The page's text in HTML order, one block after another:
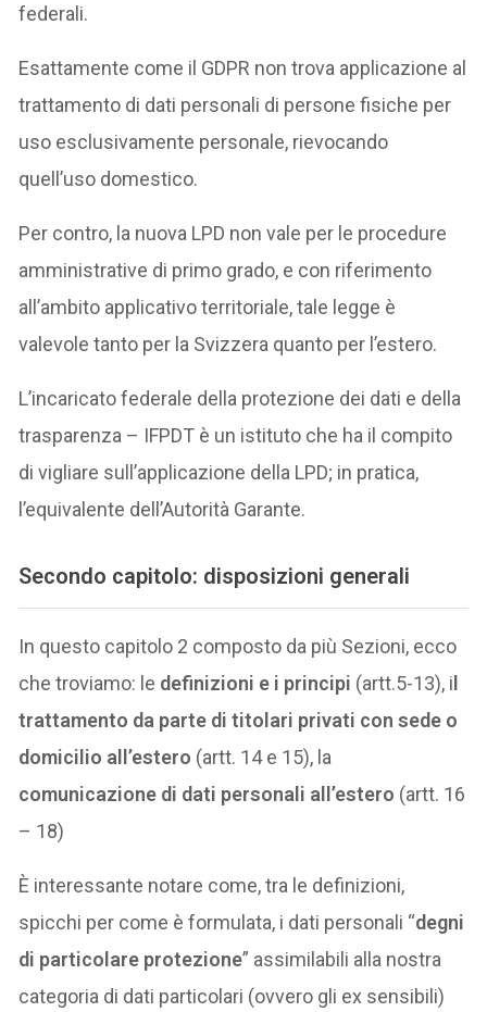
federali.
Esattamente come il GDPR non trova applicazione al
trattamento di dati personali di persone fisiche per
uso esclusivamente personale, rievocando
quell’uso domestico.
Per contro, la nuova LPD non vale per le procedure
amministrative di primo grado, e con riferimento
all’ambito applicativo territoriale, tale legge è
valevole tanto per la Svizzera quanto per l’estero.
L’incaricato federale della protezione dei dati e della
trasparenza – IFPDT è un istituto che ha il compito
di vigliare sull’applicazione della LPD; in pratica,
l’equivalente dell’Autorità Garante.
Secondo capitolo: disposizioni generali
In questo capitolo 2 composto da più Sezioni, ecco
che troviamo: le definizioni e i principi (artt.5-13), i
trattamento da parte di titolari privati con sede o
domicilio all’estero (artt. 14 e 15), la
comunicazione di dati personali all’estero (artt. 16
– 18)
È interessante notare come, tra le definizioni,
spicchi per come è formulata, i dati personali “degni
di particolare protezione” assimilabili alla nostra
categoria di dati particolari (ovvero gli ex sensibili)